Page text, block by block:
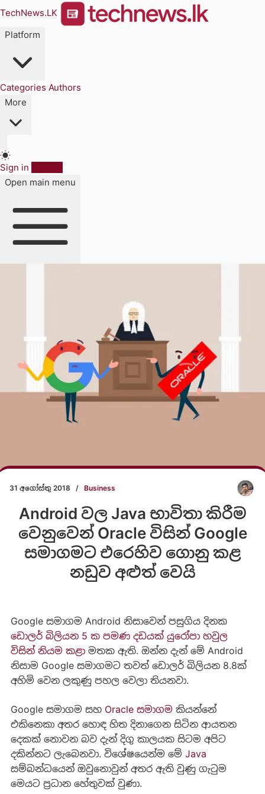
TechNews.LK
Platform
Categories Authors
More
Sign in
Open main menu
31 අගෝස්තු 2018 / Business
Android වල Java භාවිතා කිරීම
වෙනුවෙන් Oracle විසින් Google
සමාගමට එරෙහිව ගොනු කළ
නඩුව අළුත් වෙයි
Google සමාගම Android නිසාවෙන් පසුගිය දිනක
ඩොලර් බිලියන 5 ක පමණ දඩයක් යුරෝපා හවුල
විසින් නියම කළාමතක ඇති. ඔන්න දැන් මේ Android
නිසාම Google සමාගමට තවත් ඩොලර් බිලියන 8.8ක්
අහිමි වෙන ලකුණු පහල වෙලා තියනවා.
Google සමාගම සහ Oracle සමාගම කියන්නේ
එකිනෙකා අතර හොඳ හිත දිනාගෙන සිටින ආයතන
දෙකක් නොවන බව දැන් දිගු කාලයක සිටම අපිට
දකින්නට ලැබෙනවා. විශේෂයෙන්ම මේ Java
සම්බන්ධයෙන් ඔවුනොවුන් අතර ඇති වුණු ගැටුම
මෙයට ප්‍රධාන හේතුවක් වුණා.